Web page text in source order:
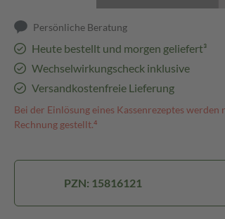
Persönliche Beratung
Heute bestellt und morgen geliefert³
Wechselwirkungscheck inklusive
Versandkostenfreie Lieferung
Bei der Einlösung eines Kassenrezeptes
Rechnung gestellt.⁴
PZN: 15816121